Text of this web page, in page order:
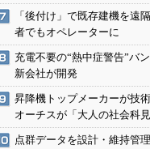
「後付け」で既存建機を遠
者でもオペレーターに
充電不要の“熱中症警告”バ
新会社が開発
昇降機トップメーカーが技
オーチスが「大人の社会科
点群データを設計・維持管